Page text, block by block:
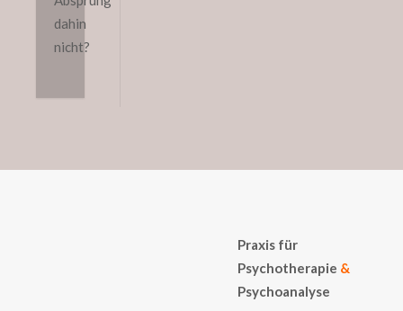
dahin
nicht?
Praxis für
Psychotherapie &
Psychoanalyse